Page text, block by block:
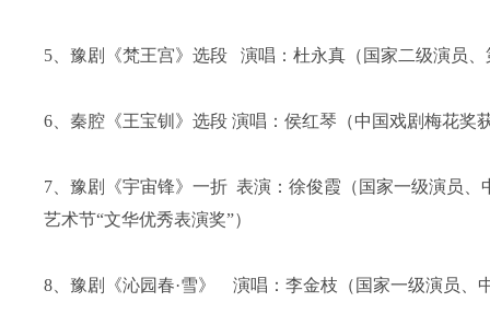
5、豫剧《梵王宫》选段 演唱：杜永真（国家二级演员
6、秦腔《王宝钏》选段 演唱：侯红琴（中国戏剧梅花奖
7、豫剧《宇宙锋》一折 表演：徐俊霞（国家一级演
艺术节“文华优秀表演奖”）
8、豫剧《沁园春·雪》 演唱：李金枝（国家一级演员、